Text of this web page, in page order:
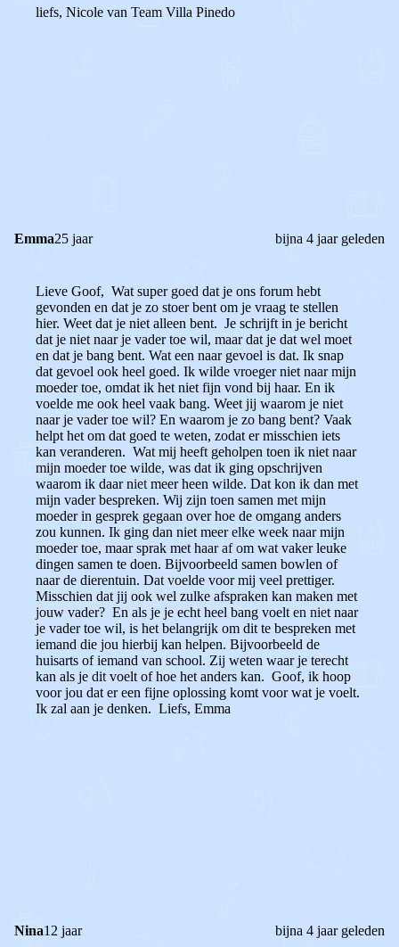
liefs, Nicole van Team Villa Pinedo
Emma25 jaar bijna 4 jaar geleden
Lieve Goof, Wat super goed dat je ons forum hebt
gevonden en dat je zo stoer bent om je vraag te stellen
hier. Weet dat je niet alleen bent. Je schrijft in je bericht
dat je niet naar je vader toe wil, maar dat je dat wel moet
en dat je bang bent. Wat een naar gevoel is dat. Ik snap
dat gevoel ook heel goed. Ik wilde vroeger niet naar mijn
moeder toe, omdat ik het niet fijn vond bij haar. En ik
voelde me ook heel vaak bang. Weet jij waarom je niet
naar je vader toe wil? En waarom je zo bang bent? Vaak
helpt het om dat goed te weten, zodat er misschien iets
kan veranderen. Wat mij heeft geholpen toen ik niet naar
mijn moeder toe wilde, was dat ik ging opschrijven
waarom ik daar niet meer heen wilde. Dat kon ik dan met
mijn vader bespreken. Wij zijn toen samen met mijn
moeder in gesprek gegaan over hoe de omgang anders
zou kunnen. Ik ging dan niet meer elke week naar mijn
moeder toe, maar sprak met haar af om wat vaker leuke
dingen samen te doen. Bijvoorbeeld samen bowlen of
naar de dierentuin. Dat voelde voor mij veel prettiger.
Misschien dat jij ook wel zulke afspraken kan maken met
jouw vader? En als je je echt heel bang voelt en niet naar
je vader toe wil, is het belangrijk om dit te bespreken met
iemand die jou hierbij kan helpen. Bijvoorbeeld de
huisarts of iemand van school. Zij weten waar je terecht
kan als je dit voelt of hoe het anders kan. Goof, ik hoop
voor jou dat er een fijne oplossing komt voor wat je voelt.
Ik zal aan je denken. Liefs, Emma
Nina12 jaar bijna 4 jaar geleden